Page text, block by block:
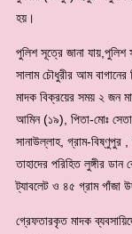
হয়।
পুলিশ সূত্রে জানা যায়,পুলিশ
সালাম চৌধুরীর আম
মাদক বিক্রয়ের সময় ২ জন
আমিন (১৯), পিতা-মোঃ
সানাউল্লাহ, গ্রাম-বিষ্ণুপুর
তাহাদের পরিহিত লুঙ্গীর
ট্যাবলেট ও ৪৫ গ্রাম গাঁজা
গ্রেফতারকৃত মাদক